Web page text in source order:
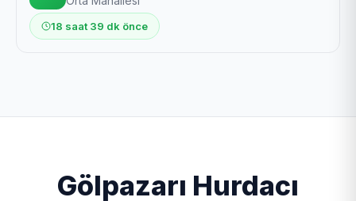
18 saat 39 dk önce
Gölpazarı Hurdacı